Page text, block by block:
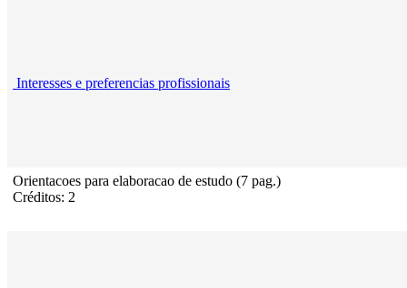
Interesses e preferencias profissionais
Orientacoes para elaboracao de estudo (7 pag.)
Créditos: 2